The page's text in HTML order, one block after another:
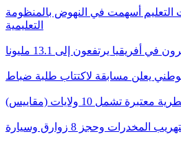
التعليم أسهمت في النهوض بالمنظومة
التعليمية
أفريقيا يرتفعون إلى 13.1 مليونا
يعلن مسابقة لاكتتاب طلبة ضباط
تشمل 10 ولايات (مقاييس)
وحجز 8 زوارق وسيارة